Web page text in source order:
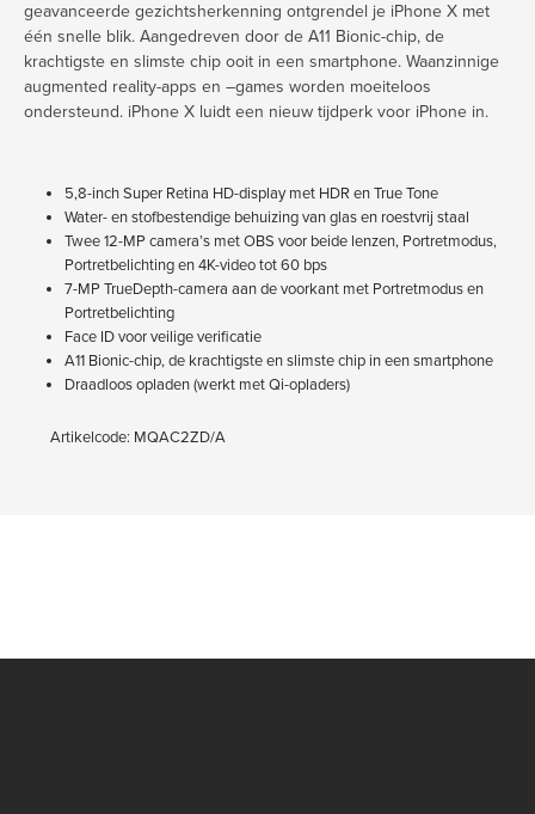
geavanceerde gezichtsherkenning ontgrendel je iPhone X met
één snelle blik. Aangedreven door de A11 Bionic-chip, de
krachtigste en slimste chip ooit in een smartphone. Waanzinnige
augmented reality-apps en –games worden moeiteloos
ondersteund. iPhone X luidt een nieuw tijdperk voor iPhone in.
5,8-inch Super Retina HD-display met HDR en True Tone
Water- en stofbestendige behuizing van glas en roestvrij staal
Twee 12-MP camera’s met OBS voor beide lenzen, Portretmodus,
Portretbelichting en 4K-video tot 60 bps
7-MP TrueDepth-camera aan de voorkant met Portretmodus en
Portretbelichting
Face ID voor veilige verificatie
A11 Bionic-chip, de krachtigste en slimste chip in een smartphone
Draadloos opladen (werkt met Qi-opladers)
Artikelcode: MQAC2ZD/A